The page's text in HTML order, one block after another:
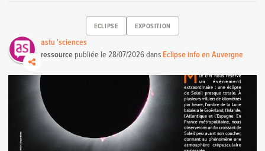
ECLIPSE EXPOSITION
astu 'sciences
ressource publiée le28/07/2026dans Eclipse info en Auvergne